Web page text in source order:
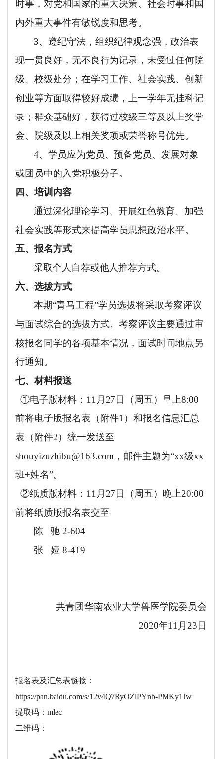
时事，对党和国家的重大决策、社会时事和国
内外重大事件有敏锐度和思考。
3、遵纪守法，组织纪律观念强，政治表
现一贯良好，无不良行为记录，未受过任何院
级、校级处分；在学习工作、社会实践、创新
创业等方面取得较好成绩，上一学年无挂科记
录；群众基础好，获得过校级三等及以上奖学
金、院级及以上相关奖项或荣誉称号优先。
4、学员应为党员、预备党员、发展对象
或团员中的入党积极分子。
四、培训内容
通过深化理论学习、开展红色教育、加强
社会实践等形式来提高学员思想政治水平。
五、报名方式
采取个人自荐或他人推荐方式。
六、选拔方式
本期“青马工程”学员选拔将采取考察评议
与面试综合的选拔方式。考察评议主要通过审
核报名同学的各项基本情况，面试时间地点另
行通知。
七、材料报送
①电子版材料： 11月27日（周五）早上8:00
前将电子版报名表（附件1）和报名信息汇总
表（附件2）统一发送至
shouyizuzhibu@163.com，邮件主题为“xx级xx
班+姓名”。
②纸质版材料： 11月27日（周五）晚上20:00
前将纸质版报名表交至
陈
驰 2-604
张
娅 8-419
共青团华南农业大学兽医学院委员会
2020年11月23日
报名表及汇总表链接：
https://pan.baidu.com/s/12v4Q7RyOZlPYnb-PMKy1Jw
提取码： mlec
二维码：